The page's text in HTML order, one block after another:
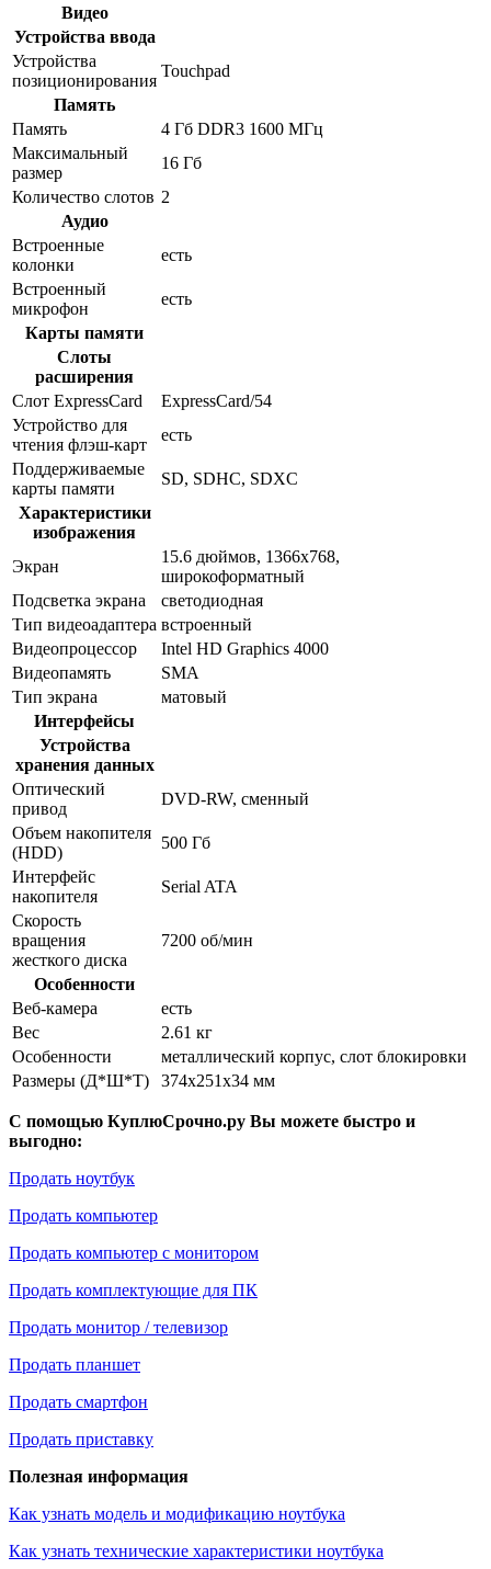
Видео
Устройства ввода
Устройства
позиционирования
Touchpad
Память
Память
4 Гб DDR3 1600 МГц
Максимальный
размер
16 Гб
Количество слотов 2
Аудио
Встроенные
колонки
есть
Встроенный
микрофон
есть
Карты памяти
Слоты
расширения
Слот ExpressCard
ExpressCard/54
Устройство для
чтения флэш-карт
есть
Поддерживаемые
карты памяти
SD, SDHC, SDXC
Характеристики
изображения
Экран
15.6 дюймов, 1366x768,
широкоформатный
Подсветка экрана
светодиодная
Тип видеоадаптера встроенный
Видеопроцессор
Intel HD Graphics 4000
Видеопамять
SMA
Тип экрана
матовый
Интерфейсы
Устройства
хранения данных
Оптический
привод
DVD-RW, сменный
Объем накопителя
(HDD)
500 Гб
Интерфейс
накопителя
Serial ATA
Скорость
вращения
жесткого диска
7200 об/мин
Особенности
Веб-камера
есть
Вес
2.61 кг
Особенности
металлический корпус, слот блокировки
Размеры (Д*Ш*Т)
374x251x34 мм
С помощью КуплюСрочно.ру Вы можете быстро и
выгодно:
Продать ноутбук
Продать компьютер
Продать компьютер с монитором
Продать комплектующие для ПК
Продать монитор / телевизор
Продать планшет
Продать смартфон
Продать приставку
Полезная информация
Как узнать модель и модификацию ноутбука
Как узнать технические характеристики ноутбука